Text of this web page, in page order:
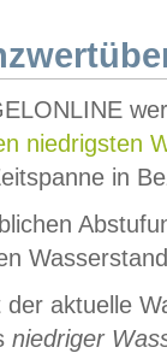
niedrigsten
in
der aktuelle
niedriger